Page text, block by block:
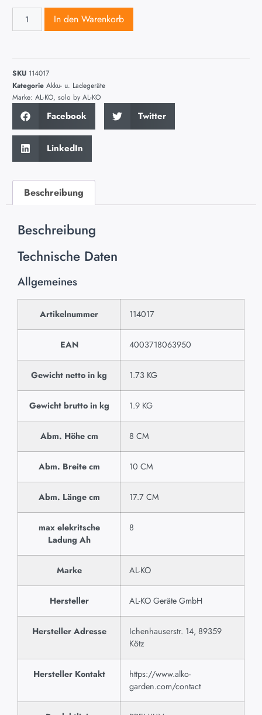
In den Warenkorb
SKU 114017
Kategorie Akku- u. Ladegeräte
Marke: AL-KO, solo by AL-KO
Facebook Twitter
LinkedIn
Beschreibung
Beschreibung
Technische Daten
Allgemeines
Artikelnummer 114017
EAN 4003718063950
Gewicht netto in kg 1.73 KG
Gewicht brutto in kg 1.9 KG
Abm. Höhe cm 8 CM
Abm. Breite cm 10 CM
Abm. Länge cm 17.7 CM
max elekritsche
Ladung Ah
8
Marke AL-KO
Hersteller AL-KO Geräte GmbH
Hersteller Adresse
Ichenhauserstr. 14, 89359
Kötz
Hersteller Kontakt
https://www.alko-
garden.com/contact